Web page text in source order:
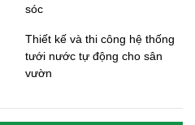
sóc
Thiết kế và thi công hệ thống
tưới nước tự động cho sân
vườn